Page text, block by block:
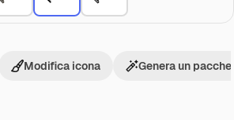
Modifica icona Genera un